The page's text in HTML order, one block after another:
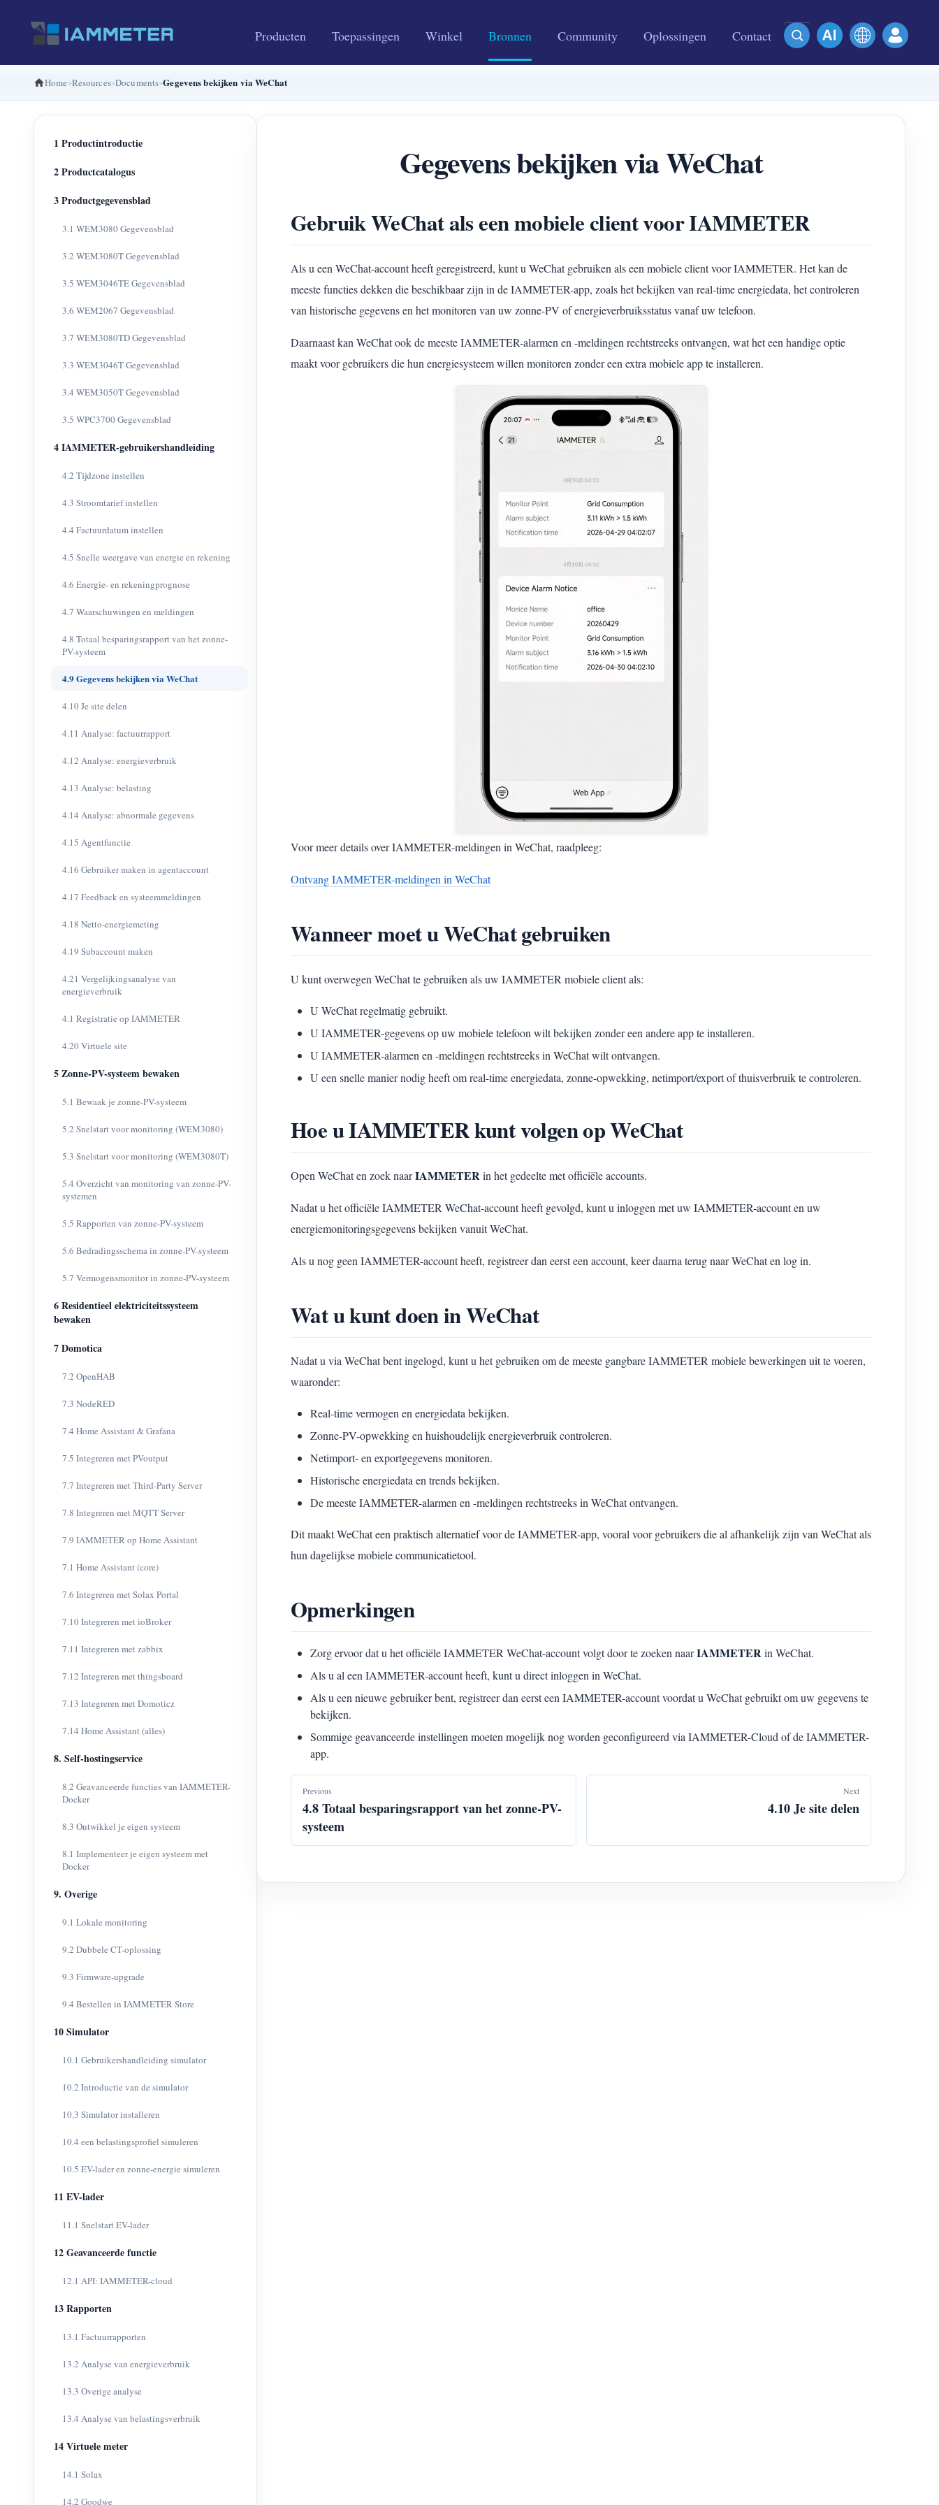
Producten Toepassingen Winkel Bronnen Community Oplossingen Contact
Home Resources Documents Gegevens bekijken via WeChat
1 Productintroductie
2 Productcatalogus
3 Productgegevensblad
3.1 WEM3080 Gegevensblad
3.2 WEM3080T Gegevensblad
3.5 WEM3046TE Gegevensblad
3.6 WEM2067 Gegevensblad
3.7 WEM3080TD Gegevensblad
3.3 WEM3046T Gegevensblad
3.4 WEM3050T Gegevensblad
3.5 WPC3700 Gegevensblad
4 IAMMETER-gebruikershandleiding
4.2 Tijdzone instellen
4.3 Stroomtarief instellen
4.4 Factuurdatum instellen
4.5 Snelle weergave van energie en rekening
4.6 Energie- en rekeningprognose
4.7 Waarschuwingen en meldingen
4.8 Totaal besparingsrapport van het zonne-
PV-systeem
4.9 Gegevens bekijken via WeChat
4.10 Je site delen
4.11 Analyse: factuurrapport
4.12 Analyse: energieverbruik
4.13 Analyse: belasting
4.14 Analyse: abnormale gegevens
4.15 Agentfunctie
4.16 Gebruiker maken in agentaccount
4.17 Feedback en systeemmeldingen
4.18 Netto-energiemeting
4.19 Subaccount maken
4.21 Vergelijkingsanalyse van
energieverbruik
4.1 Registratie op IAMMETER
4.20 Virtuele site
5 Zonne-PV-systeem bewaken
5.1 Bewaak je zonne-PV-systeem
5.2 Snelstart voor monitoring (WEM3080)
5.3 Snelstart voor monitoring (WEM3080T)
5.4 Overzicht van monitoring van zonne-PV-
systemen
5.5 Rapporten van zonne-PV-systeem
5.6 Bedradingsschema in zonne-PV-systeem
5.7 Vermogensmonitor in zonne-PV-systeem
6 Residentieel elektriciteitssysteem
bewaken
7 Domotica
7.2 OpenHAB
7.3 NodeRED
7.4 Home Assistant & Grafana
7.5 Integreren met PVoutput
7.7 Integreren met Third-Party Server
7.8 Integreren met MQTT Server
7.9 IAMMETER op Home Assistant
7.1 Home Assistant (core)
7.6 Integreren met Solax Portal
7.10 Integreren met ioBroker
7.11 Integreren met zabbix
7.12 Integreren met thingsboard
7.13 Integreren met Domoticz
7.14 Home Assistant (alles)
8. Self-hostingservice
8.2 Geavanceerde functies van IAMMETER-
Docker
8.3 Ontwikkel je eigen systeem
8.1 Implementeer je eigen systeem met
Docker
9. Overige
9.1 Lokale monitoring
9.2 Dubbele CT-oplossing
9.3 Firmware-upgrade
9.4 Bestellen in IAMMETER Store
10 Simulator
10.1 Gebruikershandleiding simulator
10.2 Introductie van de simulator
10.3 Simulator installeren
10.4 een belastingsprofiel simuleren
10.5 EV-lader en zonne-energie simuleren
11 EV-lader
11.1 Snelstart EV-lader
12 Geavanceerde functie
12.1 API: IAMMETER-cloud
13 Rapporten
13.1 Factuurrapporten
13.2 Analyse van energieverbruik
13.3 Overige analyse
13.4 Analyse van belastingsverbruik
14 Virtuele meter
14.1 Solax
14.2 Goodwe
Gegevens bekijken via WeChat
Gebruik WeChat als een mobiele client voor IAMMETER
Als u een WeChat-account heeft geregistreerd, kunt u WeChat gebruiken als een mobiele client voor IAMMETER. Het kan de
meeste functies dekken die beschikbaar zijn in de IAMMETER-app, zoals het bekijken van real-time energiedata, het controleren
van historische gegevens en het monitoren van uw zonne-PV of energieverbruiksstatus vanaf uw telefoon.
Daarnaast kan WeChat ook de meeste IAMMETER-alarmen en -meldingen rechtstreeks ontvangen, wat het een handige optie
maakt voor gebruikers die hun energiesysteem willen monitoren zonder een extra mobiele app te installeren.
Voor meer details over IAMMETER-meldingen in WeChat, raadpleeg:
Ontvang IAMMETER-meldingen in WeChat
Wanneer moet u WeChat gebruiken
U kunt overwegen WeChat te gebruiken als uw IAMMETER mobiele client als:
U WeChat regelmatig gebruikt.
U IAMMETER-gegevens op uw mobiele telefoon wilt bekijken zonder een andere app te installeren.
U IAMMETER-alarmen en -meldingen rechtstreeks in WeChat wilt ontvangen.
U een snelle manier nodig heeft om real-time energiedata, zonne-opwekking, netimport/export of thuisverbruik te controleren.
Hoe u IAMMETER kunt volgen op WeChat
Open WeChat en zoek naarIAMMETERin het gedeelte met officiële accounts.
Nadat u het officiële IAMMETER WeChat-account heeft gevolgd, kunt u inloggen met uw IAMMETER-account en uw
energiemonitoringsgegevens bekijken vanuit WeChat.
Als u nog geen IAMMETER-account heeft, registreer dan eerst een account, keer daarna terug naar WeChat en log in.
Wat u kunt doen in WeChat
Nadat u via WeChat bent ingelogd, kunt u het gebruiken om de meeste gangbare IAMMETER mobiele bewerkingen uit te voeren,
waaronder:
Real-time vermogen en energiedata bekijken.
Zonne-PV-opwekking en huishoudelijk energieverbruik controleren.
Netimport- en exportgegevens monitoren.
Historische energiedata en trends bekijken.
De meeste IAMMETER-alarmen en -meldingen rechtstreeks in WeChat ontvangen.
Dit maakt WeChat een praktisch alternatief voor de IAMMETER-app, vooral voor gebruikers die al afhankelijk zijn van WeChat als
hun dagelijkse mobiele communicatietool.
Opmerkingen
Zorg ervoor dat u het officiële IAMMETER WeChat-account volgt door te zoeken naarIAMMETERin WeChat.
Als u al een IAMMETER-account heeft, kunt u direct inloggen in WeChat.
Als u een nieuwe gebruiker bent, registreer dan eerst een IAMMETER-account voordat u WeChat gebruikt om uw gegevens te
bekijken.
Sommige geavanceerde instellingen moeten mogelijk nog worden geconfigureerd via IAMMETER-Cloud of de IAMMETER-
app.
Previous
4.8 Totaal besparingsrapport van het zonne-PV-
systeem
Next
4.10 Je site delen